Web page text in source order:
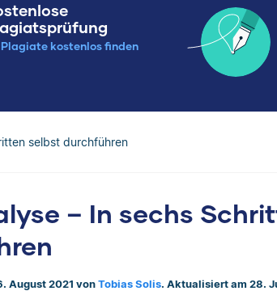
Plagiate kostenlos finden
selbst durchführen
– In sechs
August 2021 von Tobias Solis. Aktualisiert am 28.